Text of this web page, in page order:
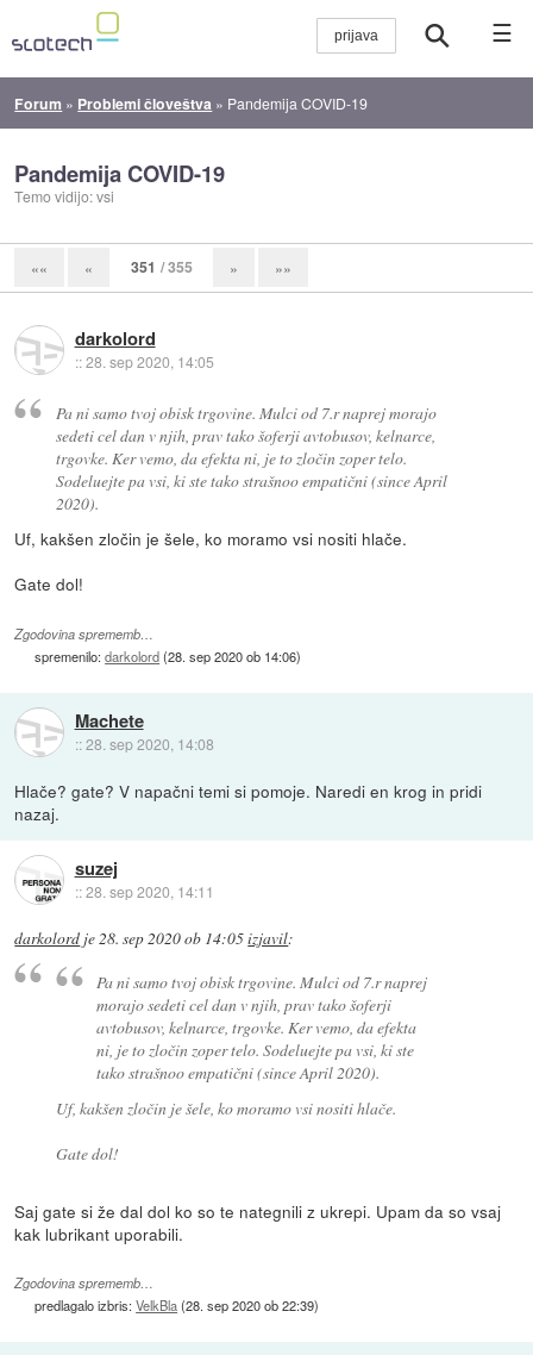
☰
Forum » Problemi človeštva » Pandemija COVID-19
Pandemija COVID-19
Temo vidijo: vsi
«« « 351 / 355 » »»
darkolord
::28. sep 2020, 14:05
Pa ni samo tvoj obisk trgovine. Mulci od 7.r naprej morajo
sedeti cel dan v njih, prav tako šoferji avtobusov, kelnarce,
trgovke. Ker vemo, da efekta ni, je to zločin zoper telo.
Sodeluejte pa vsi, ki ste tako strašnoo empatični (since April
2020).
Uf, kakšen zločin je šele, ko moramo vsi nositi hlače.
Gate dol!
Zgodovina sprememb…
spremenilo:darkolord(28. sep 2020 ob 14:06)
Machete
::28. sep 2020, 14:08
Hlače? gate? V napačni temi si pomoje. Naredi en krog in pridi
nazaj.
suzej
::28. sep 2020, 14:11
darkolord je28. sep 2020 ob 14:05izjavil:
Pa ni samo tvoj obisk trgovine. Mulci od 7.r naprej
morajo sedeti cel dan v njih, prav tako šoferji
avtobusov, kelnarce, trgovke. Ker vemo, da efekta
ni, je to zločin zoper telo. Sodeluejte pa vsi, ki ste
tako strašnoo empatični (since April 2020).
Uf, kakšen zločin je šele, ko moramo vsi nositi hlače.
Gate dol!
Saj gate si že dal dol ko so te nategnili z ukrepi. Upam da so vsaj
kak lubrikant uporabili.
Zgodovina sprememb…
predlagalo izbris:VelkBla(28. sep 2020 ob 22:39)